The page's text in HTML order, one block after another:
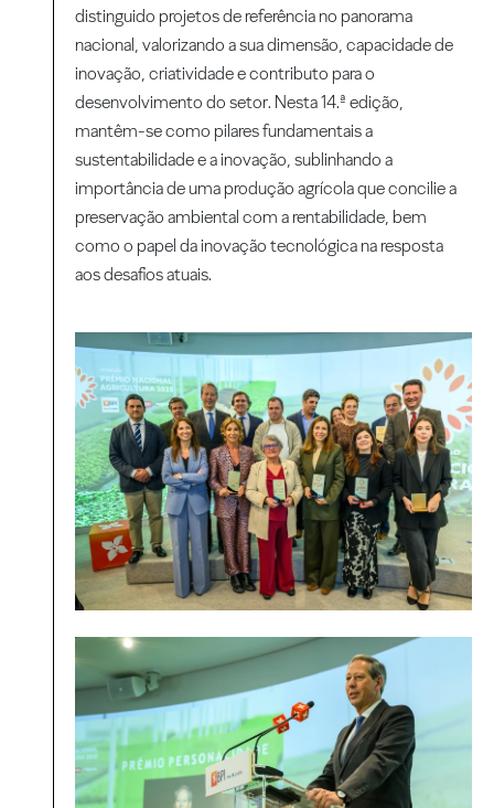
distinguido projetos de referência no panorama
nacional, valorizando a sua dimensão, capacidade de
inovação, criatividade e contributo para o
desenvolvimento do setor. Nesta 14.ª edição,
mantêm-se como pilares fundamentais a
sustentabilidade e a inovação, sublinhando a
importância de uma produção agrícola que concilie a
preservação ambiental com a rentabilidade, bem
como o papel da inovação tecnológica na resposta
aos desafios atuais.